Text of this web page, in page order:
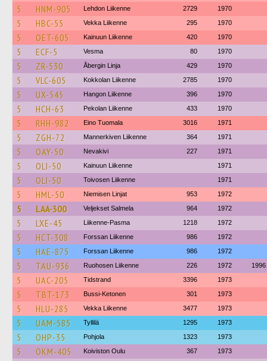
5 HNM-905 Lehdon Liikenne 2729 1970
5 HBC-55 Vekka Liikenne 295 1970
5 OET-605 Kainuun Liikenne 420 1970
5 ECF-5 Vesma 80 1970
5 ZR-530 Åbergin Linja 429 1970
5 VLC-605 Kokkolan Liikenne 2785 1970
5 UX-545 Hangon Liikenne 396 1970
5 HCH-63 Pekolan Liikenne 433 1970
5 RHH-982 Eino Tuomala 3016 1971
5 ZGH-72 Mannerkiven Liikenne 364 1971
5 OAY-50 Nevakivi 227 1971
5 OLI-50 Kainuun Liikenne 1971
5 OLI-50 Toivosen Liikenne 1971
5 HML-50 Niemisen Linjat 953 1972
5 LAA-300 Veljekset Salmela 964 1972
5 LXE-45 Liikenne-Pasma 1218 1972
5 HCT-308 Forssan Liikenne 986 1972
5 HAE-875 Forssan Liikenne 986 1972
5 TAU-936 Ruohosen Liikenne 226 1972 1996
5 UAC-205 Tidstrand 3396 1973
5 TBT-173 Bussi-Ketonen 301 1973
5 HLU-285 Vekka Liikenne 3477 1973
5 UAM-585 Tyllilä 1295 1973
5 OHP-35 Pohjola 1323 1973
5 OKM-405 Koiviston Oulu 367 1973